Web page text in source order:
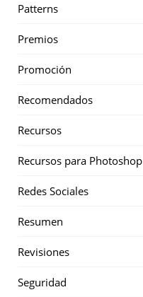
Patterns
Premios
Promoción
Recomendados
Recursos
Recursos para Photoshop
Redes Sociales
Resumen
Revisiones
Seguridad